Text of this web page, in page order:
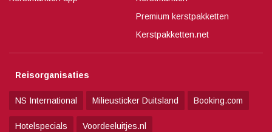
Premium kerstpakketten
Kerstpakketten.net
Reisorganisaties
NS International Milieusticker Duitsland Booking.com
Hotelspecials Voordeeluitjes.nl